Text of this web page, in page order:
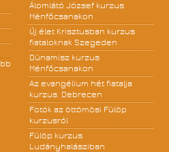
Álomlátó József kurzus
Ménfőcsanakon
Új élet Krisztusban kurzus
fiataloknak Szegeden
Dünamisz kurzus
Ménfőcsanakon
Az evangélium hét fiatalja
kurzus, Debrecen
Fotók az öttömösi Fülöp
kurzusról
Fülöp kurzus
Ludányhalásziban